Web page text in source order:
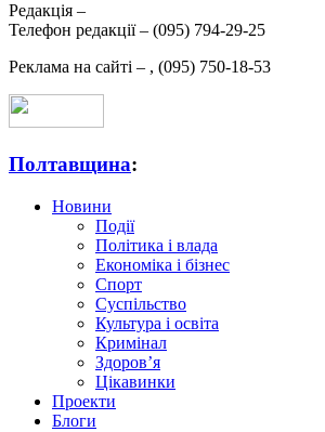
Редакція –
Телефон редакції – (095) 794-29-25
Реклама на сайті – , (095) 750-18-53
Полтавщина:
Новини
Події
Політика і влада
Економіка і бізнес
Спорт
Суспільство
Культура і освіта
Кримінал
Здоров’я
Цікавинки
Проекти
Блоги